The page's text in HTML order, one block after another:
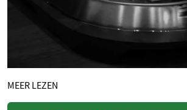
MEER LEZEN